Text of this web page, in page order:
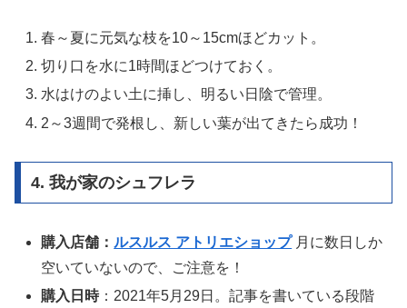
春～夏に元気な枝を10～15cmほどカット。
切り口を水に1時間ほどつけておく。
水はけのよい土に挿し、明るい日陰で管理。
2～3週間で発根し、新しい葉が出てきたら成功！
4. 我が家のシュフレラ
購入店舗： ルスルス アトリエショップ 月に数日しか
空いていないので、ご注意を！
購入日時：2021年5月29日。記事を書いている段階